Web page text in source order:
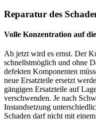
Reparatur des
Volle Konzentration auf
Ab jetzt wird es ernst. Der
schnellstmöglich und ohne
defekten Komponenten
neue Ersatzteile ersetzt
gängigen Ersatzteile auf
verschwenden. Je nach
Instandsetzung
Schaden darf nicht mit